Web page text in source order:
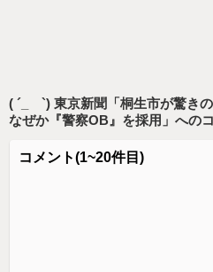
( ´_ゝ`) 東京新聞「桐生市が驚き
なぜか『警察OB』を採用」 への
コメント(1~20件目)